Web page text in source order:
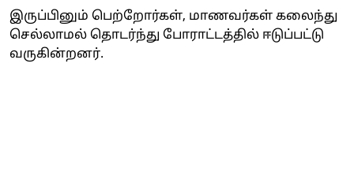
இருப்பினும் பெற்றோர்கள், மாணவர்கள் கலைந்து
செல்லாமல் தொடர்ந்து போராட்டத்தில் ஈடுப்பட்டு
வருகின்றனர்.